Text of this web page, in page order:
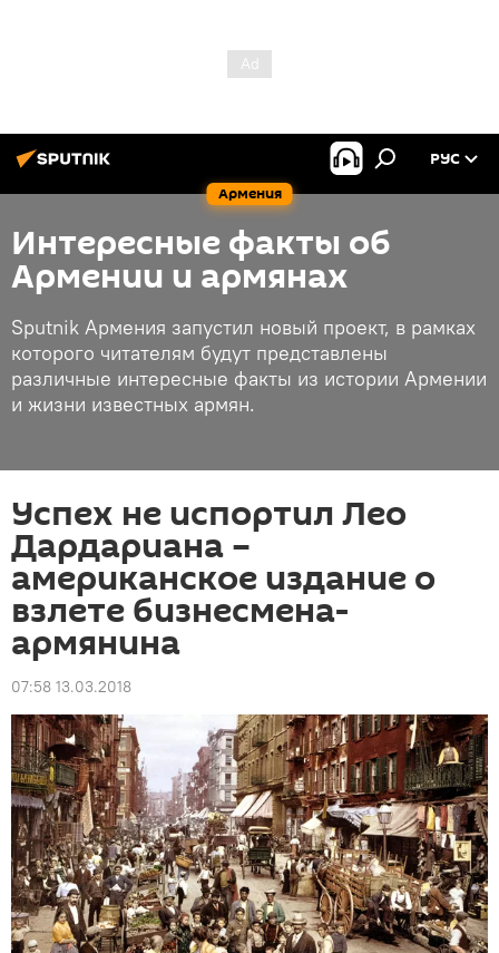
Армения
РУС
Интересные факты об
Армении и армянах
Sputnik Армения запустил новый проект, в рамках
которого читателям будут представлены
различные интересные факты из истории Армении
и жизни известных армян.
Успех не испортил Лео
Дардариана –
американское издание о
взлете бизнесмена-
армянина
07:58 13.03.2018